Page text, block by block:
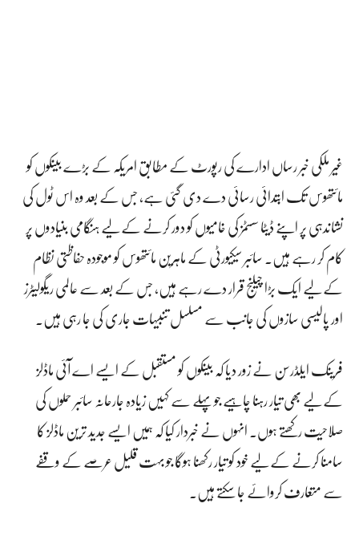
غیر ملکی خبر رساں ادارے کی رپورٹ کے مطابق امریکہ کے بڑے بینکوں کو
مائتھوس تک ابتدائی رسائی دے دی گئی ہے، جس کے بعد وہ اس ٹول کی
نشاندہی پر اپنے ڈیٹا سسٹمز کی خامیوں کو دور کرنے کے لیے ہنگامی بنیادوں پر
کام کر رہے ہیں۔ سائبر سیکیورٹی کے ماہرین مائتھوس کو موجودہ حفاظتی نظام
کے لیے ایک بڑا چیلنج قرار دے رہے ہیں، جس کے بعد سے عالمی ریگولیٹرز
اور پالیسی سازوں کی جانب سے مسلسل تنبیہات جاری کی جا رہی ہیں۔
فرینک ایلڈرسن نے زور دیا کہ بینکوں کو مستقبل کے ایسے اے آئی ماڈلز
کے لیے بھی تیار رہنا چاہیے جو پہلے سے کہیں زیادہ جارحانہ سائبر حملوں کی
صلاحیت رکھتے ہوں۔ انہوں نے خبردار کیا کہ ہمیں ایسے جدید ترین ماڈلز کا
سامنا کرنے کے لیے خود کو تیار رکھنا ہوگا جو بہت قلیل عرصے کے وقفے
سے متعارف کروائے جا سکتے ہیں۔